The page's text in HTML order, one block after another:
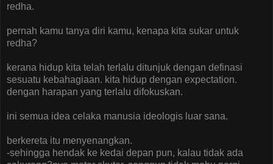
redha.
pernah kamu tanya diri kamu, kenapa kita sukar untuk
redha?
kerana hidup kita telah terlalu ditunjuk dengan definasi
sesuatu kebahagiaan. kita hidup dengan expectation.
dengan harapan yang terlalu difokuskan.
ini semua idea celaka manusia ideologis luar sana.
berkereta itu menyenangkan.
-sehingga hendak ke kedai depan pun, kalau tidak ada